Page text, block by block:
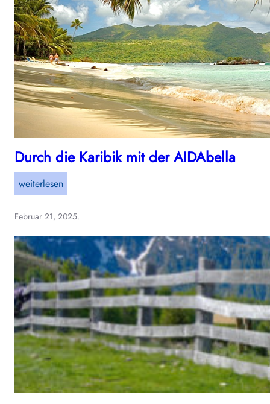
Durch die Karibik mit der AIDAbella
weiterlesen:
D
u
c
h
d
i
e
K
a
r
i
b
Februar 21, 2025.